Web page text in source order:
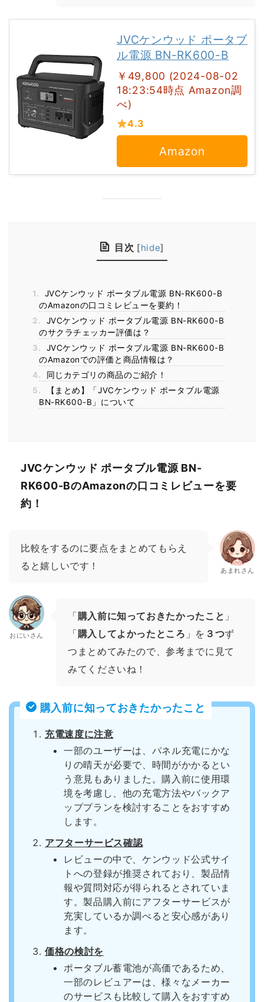
JVCケンウッド ポータブ
ル電源 BN-RK600-B
￥49,800 (2024-08-02
18:23:54時点 Amazon調
べ)
4.3
Amazon
目次 [hide]
1.
JVCケンウッド ポータブル電源 BN-RK600-B
のAmazonの口コミレビューを要約！
2.
JVCケンウッド ポータブル電源 BN-RK600-B
のサクラチェッカー評価は？
3.
JVCケンウッド ポータブル電源 BN-RK600-B
のAmazonでの評価と商品情報は？
4.
同じカテゴリの商品のご紹介！
5.
【まとめ】「JVCケンウッド ポータブル電源
BN-RK600-B」について
JVCケンウッド ポータブル電源 BN-
RK600-BのAmazonの口コミレビューを要
約！
比較をするのに要点をまとめてもらえ
ると嬉しいです！
あまれさん
おにいさん
「購入前に知っておきたかったこと 」
「購入してよかったところ 」を ３つず
つまとめてみたので、参考までに見て
みてくださいね！
購入前に知っておきたかったこと
充電速度に注意
一部のユーザーは、パネル充電にかな
りの晴天が必要で、時間がかかるとい
う意見もありました。購入前に使用環
境を考慮し、他の充電方法やバックア
ッププランを検討することをおすすめ
します。
アフターサービス確認
レビューの中で、ケンウッド公式サイ
トへの登録が推奨されており、製品情
報や質問対応が得られるとされていま
す。製品購入前にアフターサービスが
充実しているか調べると安心感があり
ます。
価格の検討を
ポータブル蓄電池が高価であるため、
一部のレビュアーは、様々なメーカー
のサービスも比較して購入をおすすめ